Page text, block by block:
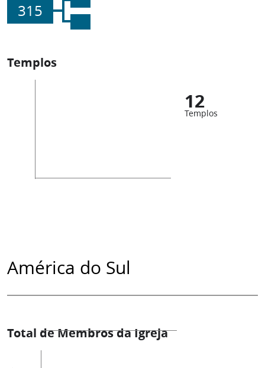
315
Templos
12
Templos
América do Sul
Total de Membros da Igreja